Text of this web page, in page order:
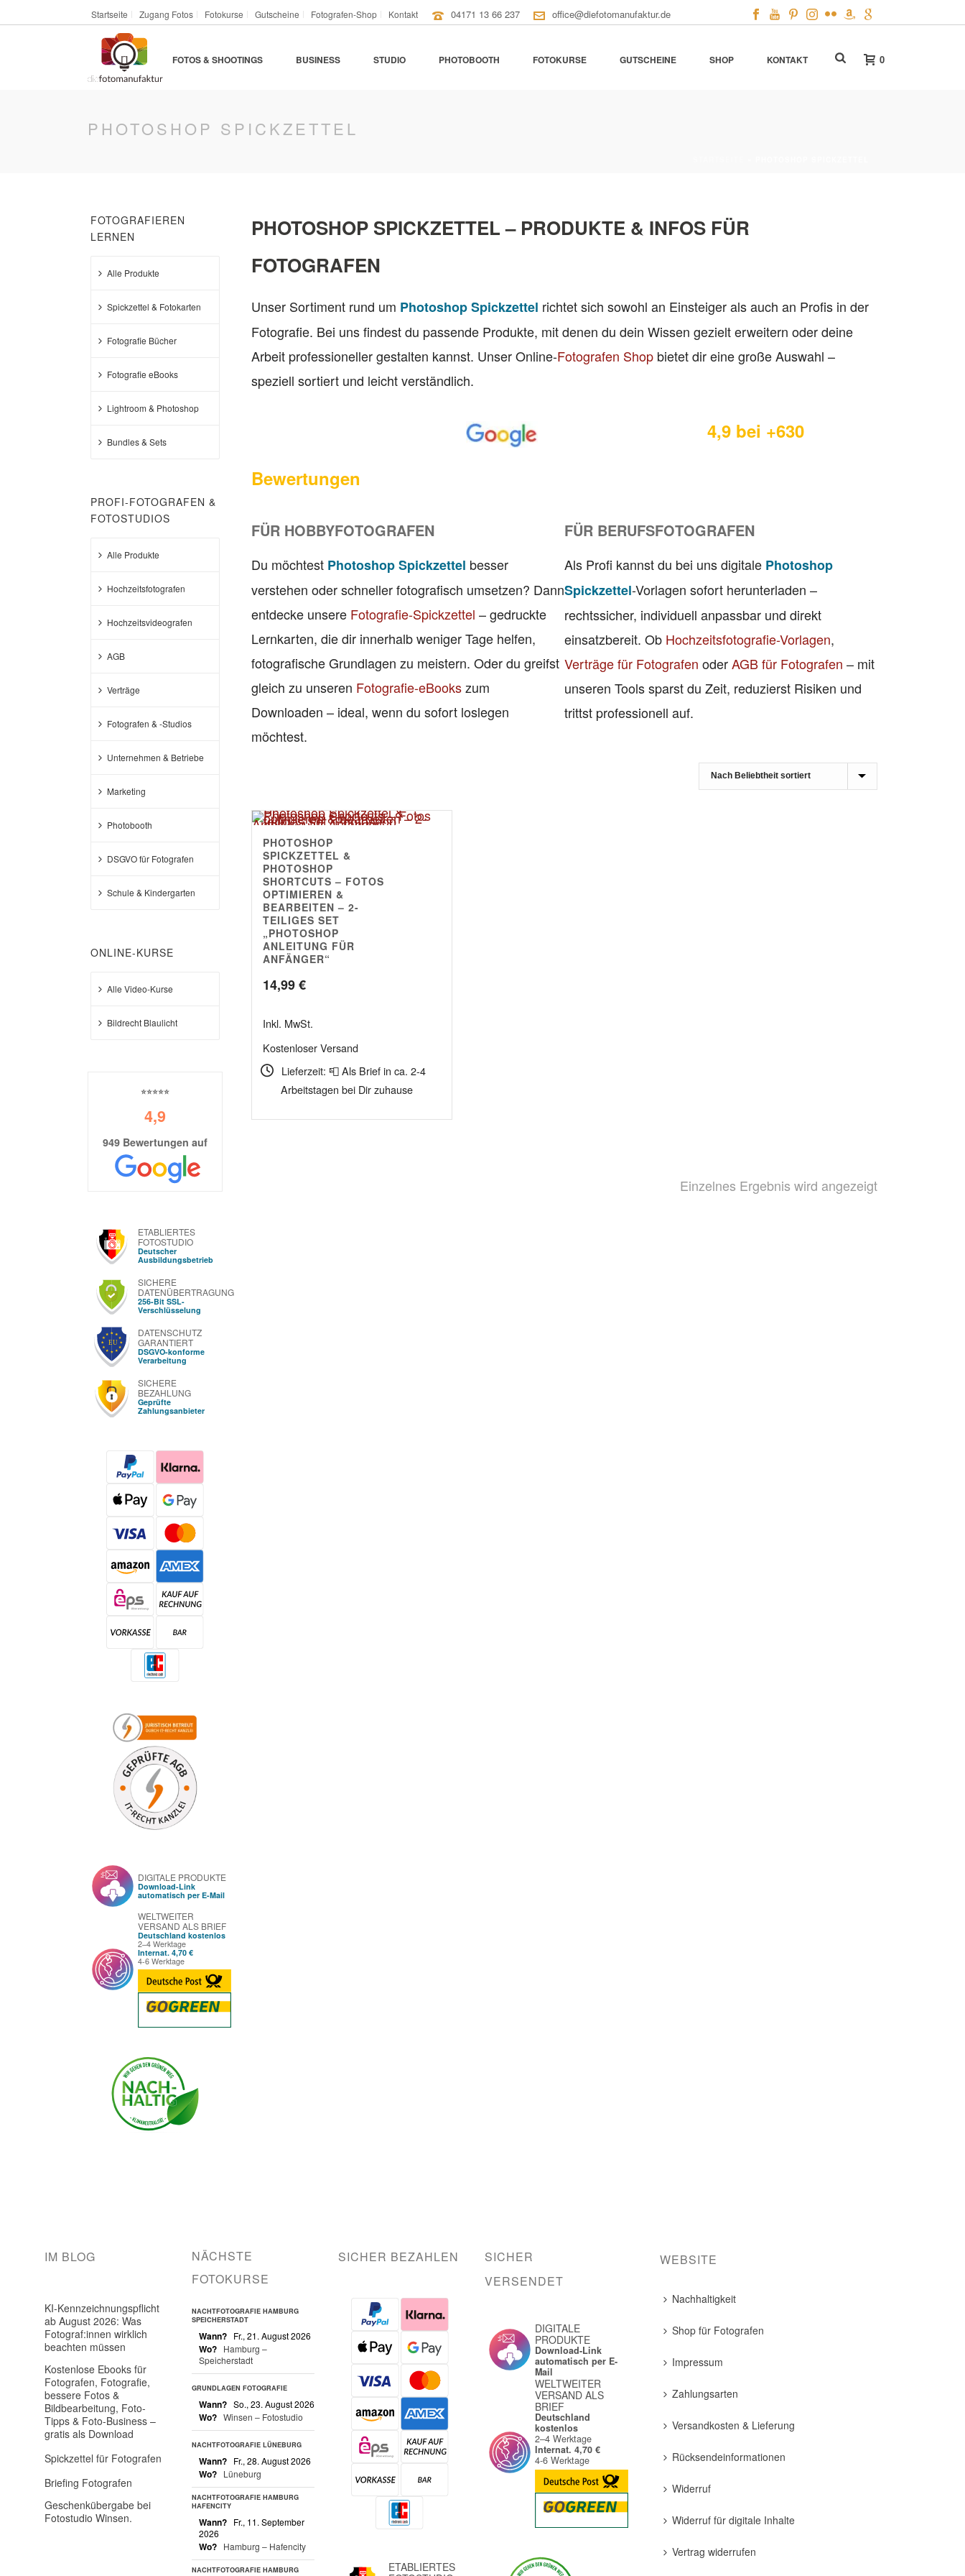
Startseite Zugang Fotos Fotokurse Gutscheine Fotografen-Shop Kontakt 04171 13 66 237 office@diefotomanufaktur.de
FOTOS & SHOOTINGS BUSINESS STUDIO PHOTOBOOTH FOTOKURSE GUTSCHEINE SHOP KONTAKT 0
PHOTOSHOP SPICKZETTEL
PHOTOSHOP SPICKZETTEL – PRODUKTE & INFOS FÜR
FOTOGRAFEN
Unser Sortiment rund um Photoshop Spickzettel richtet sich sowohl an Einsteiger als auch an Profis in der
Fotografie. Bei uns findest du passende Produkte, mit denen du dein Wissen gezielt erweitern oder deine
Arbeit professioneller gestalten kannst. Unser Online-Fotografen Shop bietet dir eine große Auswahl –
speziell sortiert und leicht verständlich.
4,9 bei +630
Bewertungen
FÜR HOBBYFOTOGRAFEN
Du möchtest Photoshop Spickzettel besser
verstehen oder schneller fotografisch umsetzen? Dann
entdecke unsere Fotografie-Spickzettel – gedruckte
Lernkarten, die dir innerhalb weniger Tage helfen,
fotografische Grundlagen zu meistern. Oder du greifst
gleich zu unseren Fotografie-eBookszum
Downloaden – ideal, wenn du sofort loslegen
möchtest.
FÜR BERUFSFOTOGRAFEN
Als Profi kannst du bei uns digitale Photoshop
Spickzettel-Vorlagen sofort herunterladen –
rechtssicher, individuell anpassbar und direkt
einsatzbereit. Ob Hochzeitsfotografie-Vorlagen,
Verträge für Fotografen oderAGB für Fotografen – mit
unseren Tools sparst du Zeit, reduzierst Risiken und
trittst professionell auf.
4.94
PHOTOSHOP
SPICKZETTEL &
PHOTOSHOP
SHORTCUTS – FOTOS
OPTIMIEREN &
BEARBEITEN – 2-
TEILIGES SET
„PHOTOSHOP
ANLEITUNG FÜR
ANFÄNGER“
14,99€
Inkl. MwSt.
Kostenloser Versand
Lieferzeit: 📮 Als Brief in ca. 2-4
Arbeitstagen bei Dir zuhause
Einzelnes Ergebnis wird angezeigt
FOTOGRAFIEREN
LERNEN
Alle Produkte
Spickzettel & Fotokarten
Fotografie Bücher
Fotografie eBooks
Lightroom & Photoshop
Bundles & Sets
PROFI-FOTOGRAFEN &
FOTOSTUDIOS
Alle Produkte
Hochzeitsfotografen
Hochzeitsvideografen
AGB
Verträge
Fotografen & -Studios
Unternehmen & Betriebe
Marketing
Photobooth
DSGVO für Fotografen
Schule & Kindergarten
ONLINE-KURSE
Alle Video-Kurse
Bildrecht Blaulicht
⭐⭐⭐⭐⭐
4,9
949 Bewertungen auf
ETABLIERTES
FOTOSTUDIO
Deutscher
Ausbildungsbetrieb
SICHERE
DATENÜBERTRAGUNG
256-Bit SSL-
Verschlüsselung
DATENSCHUTZ
GARANTIERT
DSGVO-konforme
Verarbeitung
SICHERE
BEZAHLUNG
Geprüfte
Zahlungsanbieter
DIGITALE PRODUKTE
Download-Link
automatisch per E-Mail
WELTWEITER
VERSAND ALS BRIEF
Deutschland kostenlos
2–4 Werktage
Internat. 4,70 €
4-6 Werktage
IM BLOG
KI-Kennzeichnungspflicht
ab August 2026: Was
Fotograf:innen wirklich
beachten müssen
Kostenlose Ebooks für
Fotografen, Fotografie,
bessere Fotos &
Bildbearbeitung, Foto-
Tipps & Foto-Business –
gratis als Download
Spickzettel für Fotografen
Briefing Fotografen
Geschenkübergabe bei
Fotostudio Winsen.
NÄCHSTE
FOTOKURSE
NACHTFOTOGRAFIE HAMBURG
SPEICHERSTADT
Wann? Fr., 21. August 2026
Wo?
Hamburg –
Speicherstadt
GRUNDLAGEN FOTOGRAFIE
Wann? So., 23. August 2026
Wo? Winsen – Fotostudio
NACHTFOTOGRAFIE LÜNEBURG
Wann? Fr., 28. August 2026
Wo? Lüneburg
NACHTFOTOGRAFIE HAMBURG
HAFENCITY
Wann?
Fr., 11. September
2026
Wo? Hamburg – Hafencity
NACHTFOTOGRAFIE HAMBURG
SICHER BEZAHLEN
ETABLIERTES
SICHER
VERSENDET
DIGITALE
PRODUKTE
Download-Link
automatisch per E-
Mail
WELTWEITER
VERSAND ALS
BRIEF
Deutschland
kostenlos
2–4 Werktage
Internat. 4,70 €
4-6 Werktage
WEBSITE
Nachhaltigkeit
Shop für Fotografen
Impressum
Zahlungsarten
Versandkosten & Lieferung
Rücksendeinformationen
Widerruf
Widerruf für digitale Inhalte
Vertrag widerrufen